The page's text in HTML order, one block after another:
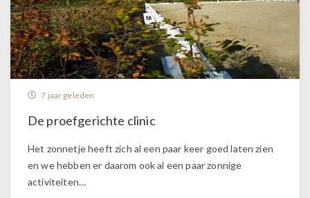
7 jaar geleden
De proefgerichte clinic
Het zonnetje heeft zich al een paar keer goed laten zien
en we hebben er daarom ook al een paar zonnige
activiteiten…